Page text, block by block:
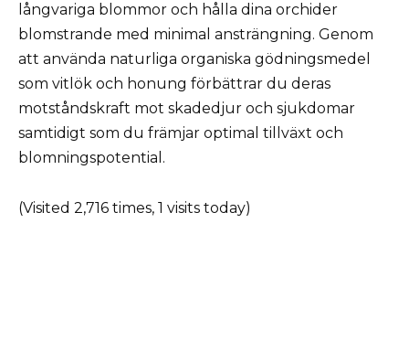
långvariga blommor och hålla dina orchider
blomstrande med minimal ansträngning. Genom
att använda naturliga organiska gödningsmedel
som vitlök och honung förbättrar du deras
motståndskraft mot skadedjur och sjukdomar
samtidigt som du främjar optimal tillväxt och
blomningspotential.
(Visited 2,716 times, 1 visits today)